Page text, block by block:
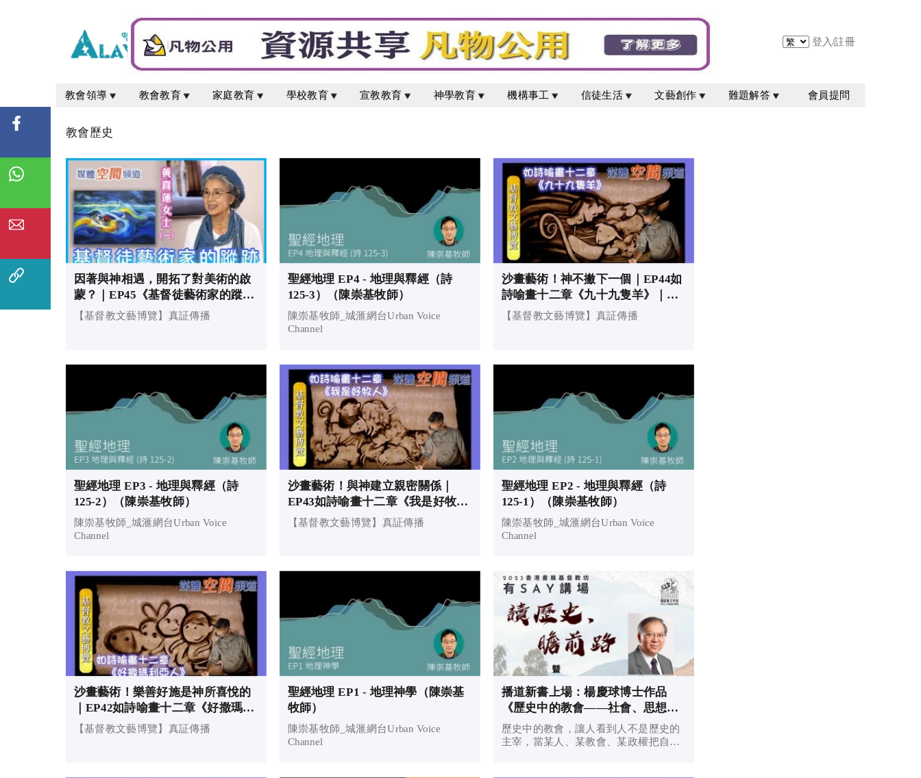
登入/註冊
教會領導 教會教育 家庭教育 學校教育 宣教教育 神學教育 機構事工 信徒生活 文藝創作 難題解答 會員提問
教會歷史
因著與神相遇，開拓了對美術的啟
蒙？｜EP45《基督徒藝術家的蹤跡
——黃喜蓮老師》 (一)｜基督教文
【基督教文藝博覽】真証傳播
聖經地理 EP4 - 地理與釋經（詩
125-3）（陳崇基牧師）
陳崇基牧師_城滙網台Urban Voice
Channel
沙畫藝術！神不撇下一個｜EP44如
詩喻畫十二章《九十九隻羊》｜基
督教文藝博覽
【基督教文藝博覽】真証傳播
聖經地理 EP3 - 地理與釋經（詩
125-2）（陳崇基牧師）
陳崇基牧師_城滙網台Urban Voice
Channel
沙畫藝術！與神建立親密關係｜
EP43如詩喻畫十二章《我是好牧
人》｜基督教文藝博覽
【基督教文藝博覽】真証傳播
聖經地理 EP2 - 地理與釋經（詩
125-1）（陳崇基牧師）
陳崇基牧師_城滙網台Urban Voice
Channel
沙畫藝術！樂善好施是神所喜悅的
｜EP42如詩喻畫十二章《好撒瑪利
亞人》｜基督教文藝博覽
【基督教文藝博覽】真証傳播
聖經地理 EP1 - 地理神學（陳崇基
牧師）
陳崇基牧師_城滙網台Urban Voice
Channel
播道新書上場：楊慶球博士作品
《歷史中的教會——社會、思想、
人物》（上/下冊）
歷史中的教會，讓人看到人不是歷史的
主宰，當某人、某教會、某政權把自己